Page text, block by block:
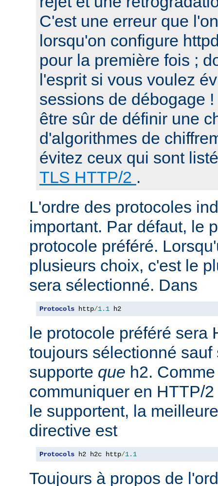
C'est une erreur que
lorsqu'on configure
pour la première fois ;
l'esprit si vous voulez
sessions de débogage
être sûr de définir une
d'algorithmes de
évitez ceux qui sont
TLS HTTP/2 .
L'ordre des protocoles
important. Par défaut, le
protocole préféré.
plusieurs choix, c'est le
sera sélectionné. Dans
Protocols http/1.1 h2
le protocole préféré sera
toujours sélectionné sauf
supporte que h2.
communiquer en HTTP/
le supportent, la
directive est
Protocols h2 h2c http/1.1
Toujours à propos de